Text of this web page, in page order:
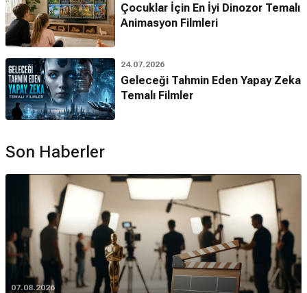
Çocuklar İçin En İyi Dinozor Temalı
Animasyon Filmleri
24.07.2026
Geleceği Tahmin Eden Yapay Zeka
Temalı Filmler
Son Haberler
07.08.2026